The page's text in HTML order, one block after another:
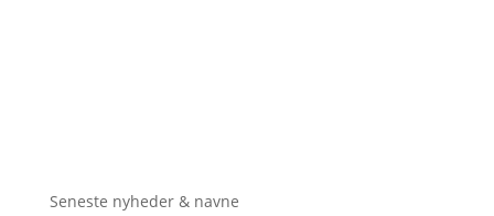
Seneste nyheder & navne